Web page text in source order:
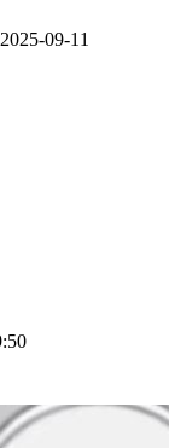
2025-09-11